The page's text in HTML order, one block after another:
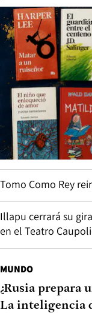
Tomo Como Rey
Illapu cerrará su
en el Teatro
MUNDO
¿Rusia prepara
La inteligencia